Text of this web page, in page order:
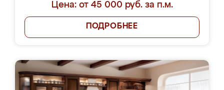
Цена: от 45 000 руб. за п.м.
ПОДРОБНЕЕ